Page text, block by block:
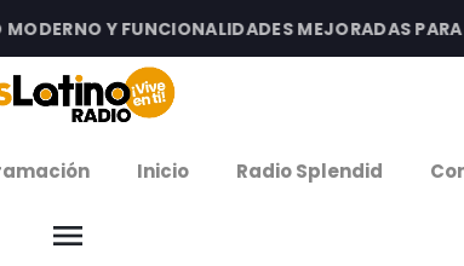
Y FUNCIONALIDADES MEJORADAS PARA
Inicio Radio Splendid
menu